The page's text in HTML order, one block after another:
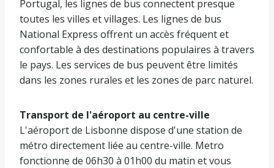
Portugal, les lignes de bus connectent presque
toutes les villes et villages. Les lignes de bus
National Express offrent un accès fréquent et
confortable à des destinations populaires à travers
le pays. Les services de bus peuvent être limités
dans les zones rurales et les zones de parc naturel.
Transport de l'aéroport au centre-ville
L'aéroport de Lisbonne dispose d'une station de
métro directement liée au centre-ville. Metro
fonctionne de 06h30 à 01h00 du matin et vous